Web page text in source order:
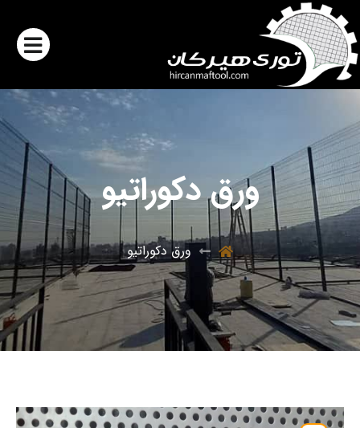
ورق دکوراتیو
ورق دکوراتیو